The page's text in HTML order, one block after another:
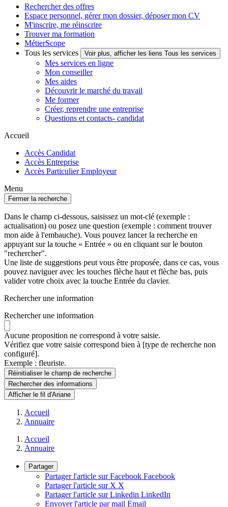
Rechercher des offres
Espace personnel, gérer mon dossier, déposer mon CV
M'inscrire, me réinscrire
Trouver ma formation
MétierScope
Tous les services
Voir plus, afficher les liens Tous les services
Mes services en ligne
Mon conseiller
Mes aides
Découvrir le marché du travail
Me former
Créer, reprendre une entreprise
Questions et contacts- candidat
Accueil
Accès Candidat
Accès Entreprise
Accès Particulier Employeur
Menu
Fermer la recherche
Dans le champ ci-dessous, saisissez un mot-clé (exemple :
actualisation) ou posez une question (exemple : comment trouver
mon aide à l'embauche). Vous pouvez lancer la recherche en
appuyant sur la touche « Entrée » ou en cliquant sur le bouton
"rechercher".
Une liste de suggestions peut vous être proposée, dans ce cas, vous
pouvez naviguer avec les touches flèche haut et flèche bas, puis
valider votre choix avec la touche Entrée du clavier.
Rechercher une information
Rechercher une information
Aucune proposition ne correspond à votre saisie.
Vérifiez que votre saisie correspond bien à [type de recherche non
configuré].
Exemple : fleuriste.
Réinitialiser le champ de recherche
Rechercherdes informations
Afficher le fil d'Ariane
Accueil
Annuaire
Accueil
Annuaire
Partager
Partager l'article sur Facebook Facebook
Partager l'article sur X X
Partager l'article sur Linkedin LinkedIn
Envoyer l'article par mail Email